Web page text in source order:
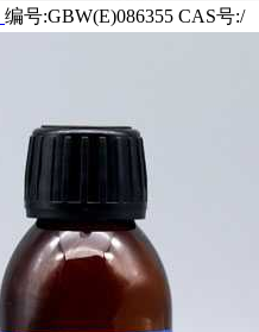
编号:GBW(E)086355 CAS号:/